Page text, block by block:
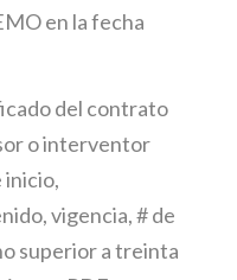
en la fecha
del contrato
o interventor
inicio,
vigencia, # de
superior a treinta